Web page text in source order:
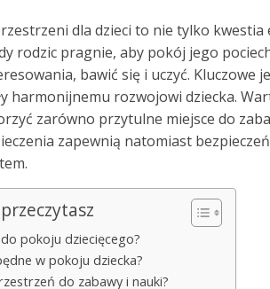
dla dzieci to nie tylko
rodzic pragnie, aby pokój jego
bawić się i uczyć. Kluczowe
harmonijnemu rozwojowi dziecka.
zarówno przytulne miejsce do
zapewnią natomiast
pokoju dziecięcego?
w pokoju dziecka?
do zabawy i nauki?